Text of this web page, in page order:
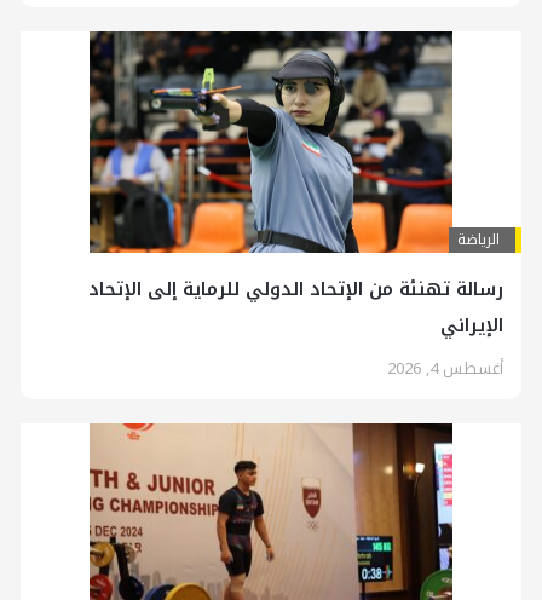
الرياضة
رسالة تهنئة من الإتحاد الدولي للرماية إلى الإتحاد
الإيراني
أغسطس 4, 2026